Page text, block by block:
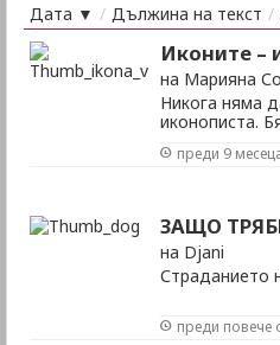
Дата ▼ / Дължина на текст /
Иконите –
на Марияна
Никога няма
иконописта.
отида с нея
преди 9
ЗАЩО
на Djani
Страданието
преди повече